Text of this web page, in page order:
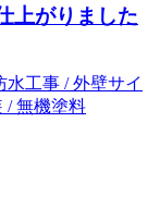
上がりました
工事 / 外壁サイ
/ 無機塗料